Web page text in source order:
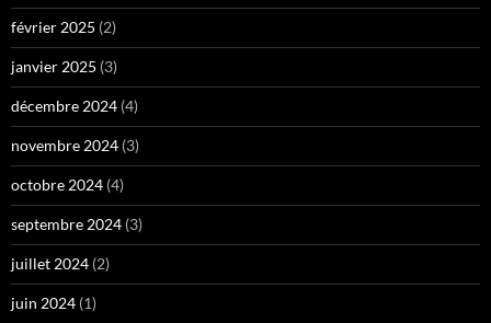
février 2025 (2)
janvier 2025 (3)
décembre 2024 (4)
novembre 2024 (3)
octobre 2024 (4)
septembre 2024 (3)
juillet 2024 (2)
juin 2024 (1)